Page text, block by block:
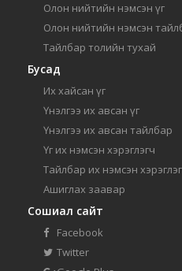
Олон нийтийн нэмсэн үг
Олон нийтийн нэмсэн
Тайлбар толийн тухай
Бусад
Их хайсан үг
Үнэлгээ их авсан үг
Үнэлгээ их авсан тайлбар
Үг их нэмсэн хэрэглэгч
Тайлбар их нэмсэн
Ашиглах заавар
Сошиал сайт
Facebook
Twitter